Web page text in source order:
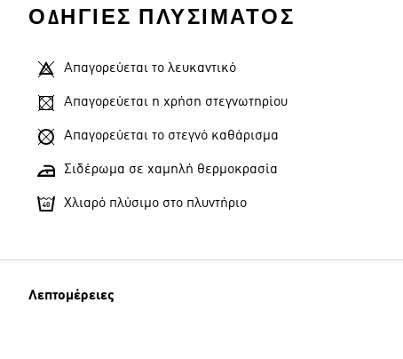
ΟΔΗΓΊΕΣ ΠΛΥΣΊΜΑΤΟΣ
Απαγορεύεται το λευκαντικό
Απαγορεύεται η χρήση στεγνωτηρίου
Απαγορεύεται το στεγνό καθάρισμα
Σιδέρωμα σε χαμηλή θερμοκρασία
Χλιαρό πλύσιμο στο πλυντήριο
Λεπτομέρειες